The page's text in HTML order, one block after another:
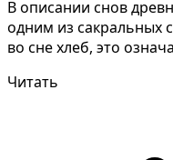
В описании снов
одним из сакральных
во сне хлеб, это
Читать